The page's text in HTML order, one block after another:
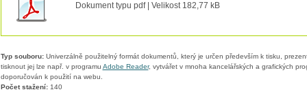
Dokument typu pdf | Velikost 182,77 kB
Typ souboru:Univerzálně použitelný formát dokumentů, který je určen především k tisku,
tisknout jej lze např. v programu Adobe Reader, vytvářet v mnoha kancelářských a grafických
doporučován k použití na webu.
Počet stažení:140